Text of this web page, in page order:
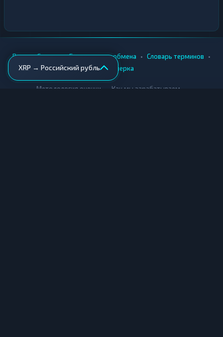
XRP → Российский рубль
Вики • Города • Безопасность обмена • Словарь терминов •
AML-проверка
Методология оценки Как мы зарабатываем